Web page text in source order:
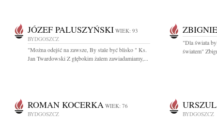
JÓZEF PALUSZYŃSKI WIEK: 93
BYDGOSZCZ
"Można odejść na zawsze, By stale być blisko " Ks.
Jan Twardowski Z głębokim żalem zawiadamiamy,...
"Dla świata
światem"
ROMAN KOCERKA WIEK: 76
BYDGOSZCZ
BYDGOSZCZ